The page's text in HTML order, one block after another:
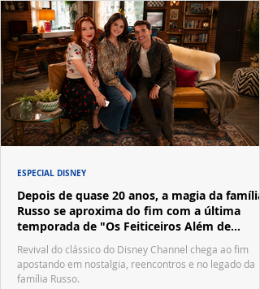
Depois de quase 20 anos, a magia da família
Russo se aproxima do fim com a última
temporada de "Os Feiticeiros Além de
Revival do clássico do Disney Channel chega ao fim
apostando em nostalgia, reencontros e no legado da
família Russo.
ESPECIAL DISNEY